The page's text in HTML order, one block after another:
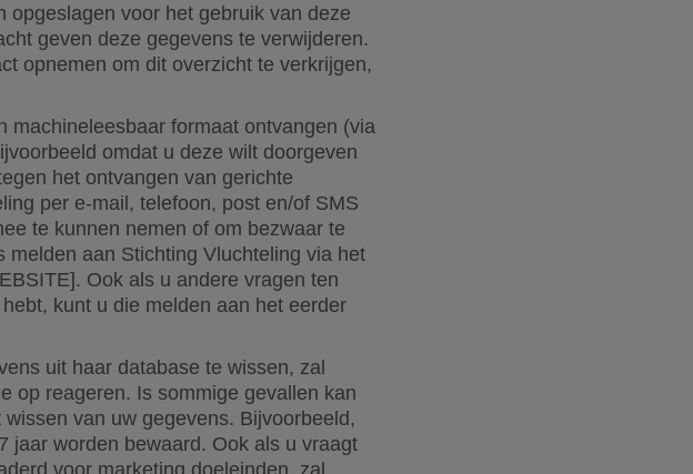
opgeslagen voor het gebruik van deze
geven deze gegevens te verwijderen.
opnemen om dit overzicht te verkrijgen,
machineleesbaar formaat ontvangen (via
omdat u deze wilt doorgeven
het ontvangen van gerichte
per e-mail, telefoon, post en/of SMS
te kunnen nemen of om bezwaar te
aan Stichting Vluchteling via het
Ook als u andere vragen ten
kunt u die melden aan het eerder
uit haar database te wissen, zal
op reageren. Is sommige gevallen kan
van uw gegevens. Bijvoorbeeld,
jaar worden bewaard. Ook als u vraagt
voor marketing doeleinden, zal